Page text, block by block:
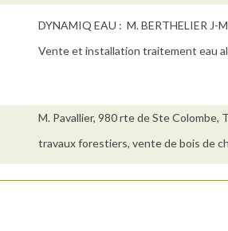
DYNAMIQ EAU : M. BERTHELIER J-
Vente et installation traitement eau
M. Pavallier, 980 rte de Ste Colombe,
travaux forestiers, vente de bois de